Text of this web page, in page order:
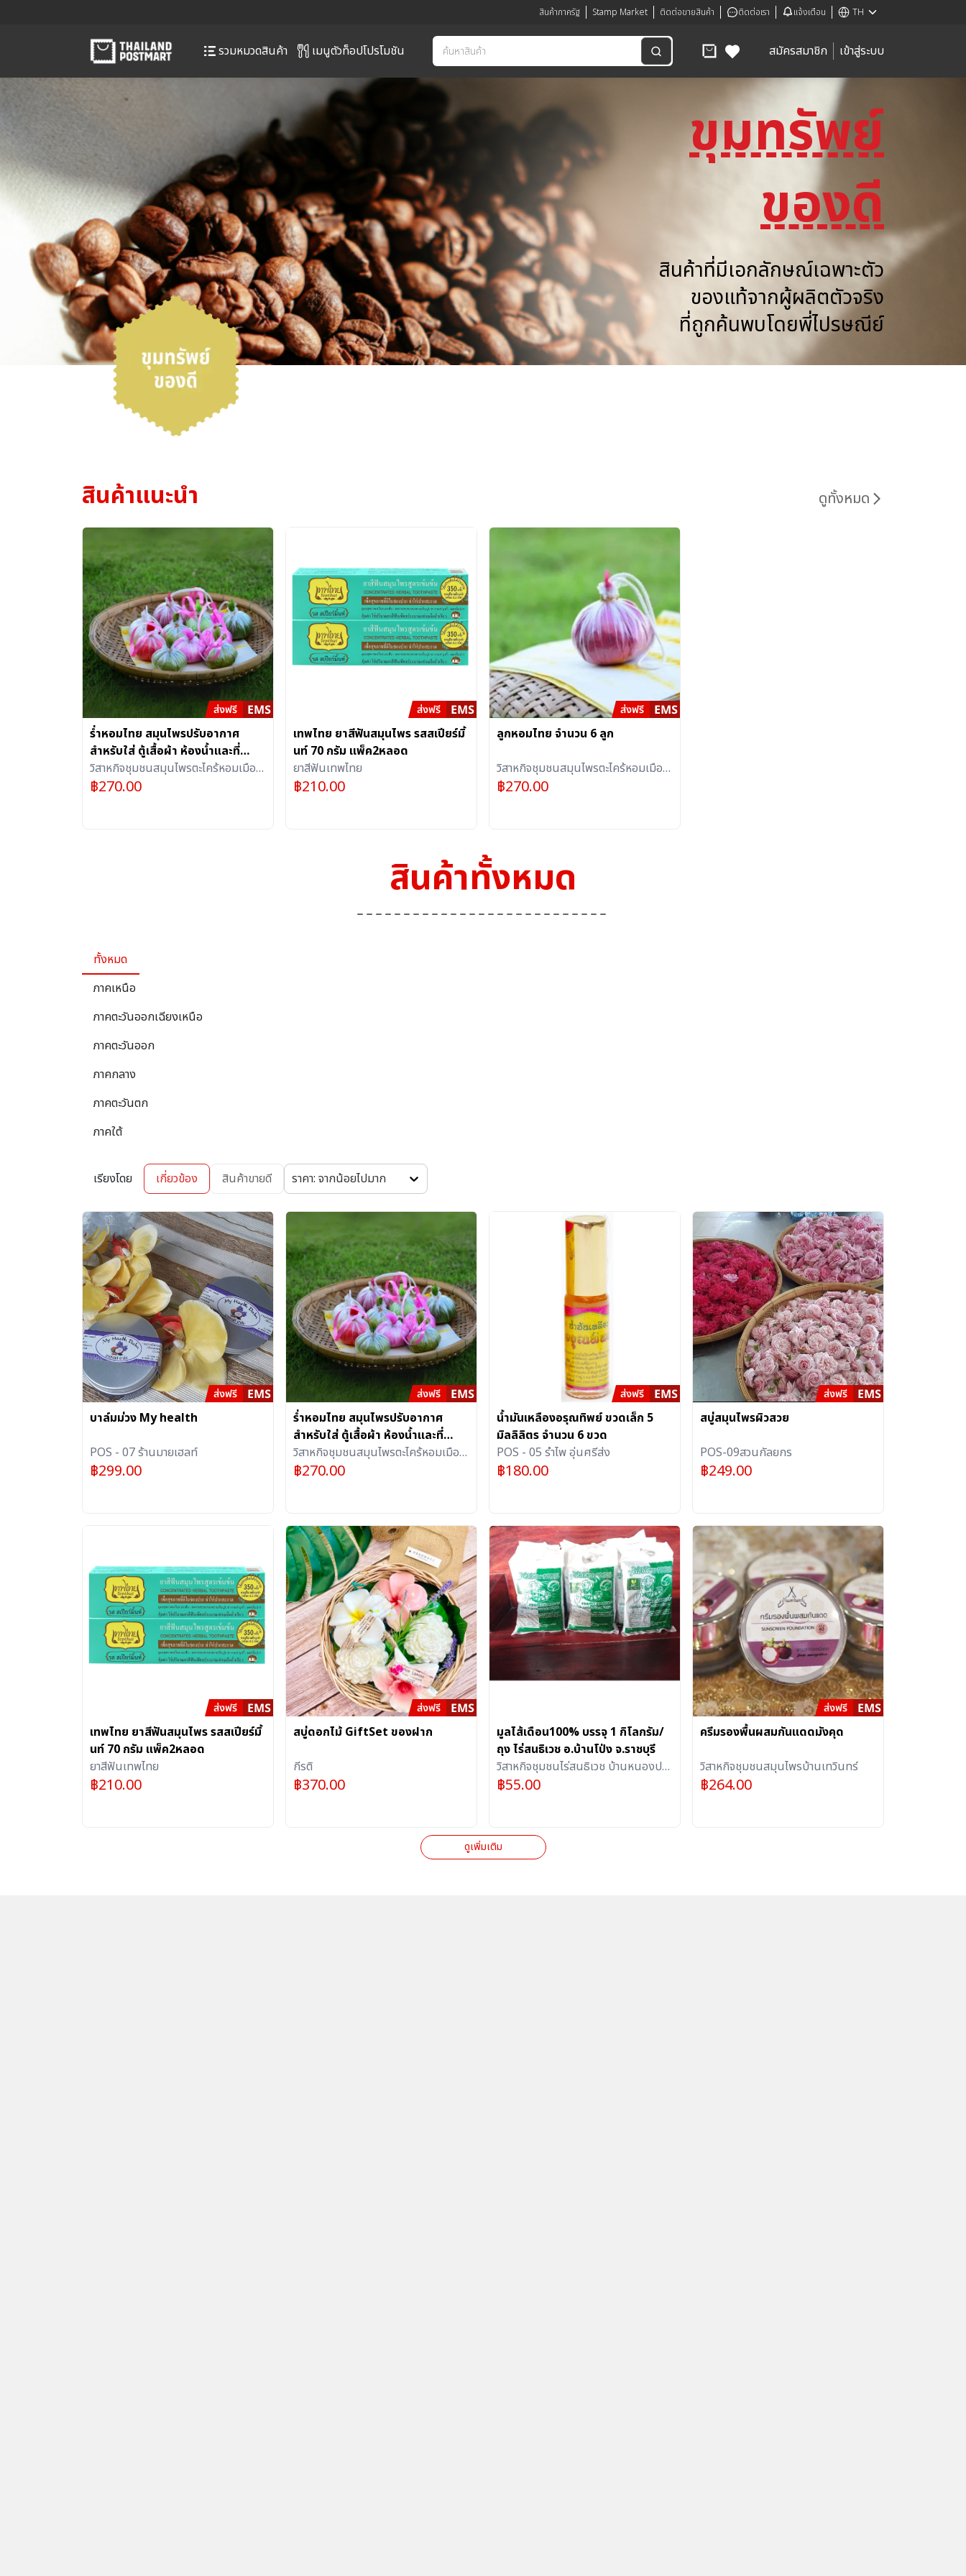
สินค้าภาครัฐ Stamp Market ติดต่อขายสินค้า ติดต่อเรา แจ้งเตือน TH
รวมหมวดสินค้า เมนูตัวท็อปโปรโมชัน สมัครสมาชิก เข้าสู่ระบบ
ขุมทรัพย์
ของดี
สินค้าที่มีเอกลักษณ์เฉพาะตัว
ของแท้จากผู้ผลิตตัวจริง
ที่ถูกค้นพบโดยพี่ไปรษณีย์
สินค้าแนะนำ ดูทั้งหมด
ร่ำหอมไทย สมุนไพรปรับอากาศ
สำหรับใส่ ตู้เสื้อผ้า ห้องน้ำและที่
ต่างๆภายในบ้าน จำนวน 6 ลูก
วิสาหกิจชุมชนสมุนไพรตะไคร้หอมเมือง
ระยอง (ร้าน OTOP ภูมิปัญญา)
฿270.00
เทพไทย ยาสีฟันสมุนไพร รสสเปียร์มิ้
นท์ 70 กรัม แพ็ค2หลอด
ยาสีฟันเทพไทย
฿210.00
ลูกหอมไทย จำนวน 6 ลูก
วิสาหกิจชุมชนสมุนไพรตะไคร้หอมเมือง
ระยอง (ร้าน OTOP ภูมิปัญญา)
฿270.00
สินค้าทั้งหมด
ทั้งหมด
ภาคเหนือ
ภาคตะวันออกเฉียงเหนือ
ภาคตะวันออก
ภาคกลาง
ภาคตะวันตก
ภาคใต้
เรียงโดย เกี่ยวข้อง สินค้าขายดี ราคา: จากน้อยไปมาก
บาล์มม่วง My health
POS - 07 ร้านมายเฮลท์
฿299.00
ร่ำหอมไทย สมุนไพรปรับอากาศ
สำหรับใส่ ตู้เสื้อผ้า ห้องน้ำและที่
ต่างๆภายในบ้าน จำนวน 6 ลูก
วิสาหกิจชุมชนสมุนไพรตะไคร้หอมเมือง
ระยอง (ร้าน OTOP ภูมิปัญญา)
฿270.00
น้ำมันเหลืองอรุณทิพย์ ขวดเล็ก 5
มิลลิลิตร จำนวน 6 ขวด
POS - 05 รำไพ อุ่นศรีส่ง
฿180.00
สบู่สมุนไพรผิวสวย
POS-09สวนกัลยกร
฿249.00
เทพไทย ยาสีฟันสมุนไพร รสสเปียร์มิ้
นท์ 70 กรัม แพ็ค2หลอด
ยาสีฟันเทพไทย
฿210.00
สบู่ดอกไม้ GiftSet ของฝาก
กีรติ
฿370.00
มูลไส้เดือน100% บรรจุ 1 กิโลกรัม/
ถุง ไร่สนธิเวช อ.บ้านโป่ง จ.ราชบุรี
วิสาหกิจชุมชนไร่สนธิเวช บ้านหนองปลา
ดุก
฿55.00
ครีมรองพื้นผสมกันแดดมังคุด
วิสาหกิจชุมชนสมุนไพรบ้านเทวินทร์
฿264.00